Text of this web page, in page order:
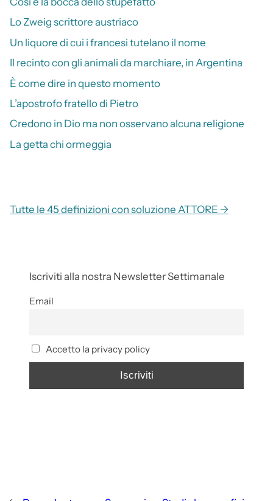
Lo Zweig scrittore austriaco
Un liquore di cui i francesi tutelano il nome
Il recinto con gli animali da marchiare, in Argentina
È come dire in questo momento
L’apostrofo fratello di Pietro
Credono in Dio ma non osservano alcuna religione
La getta chi ormeggia
Tutte le 45 definizioni con soluzione ATTORE →
Iscriviti alla nostra Newsletter Settimanale
Email
Accetto la privacy policy